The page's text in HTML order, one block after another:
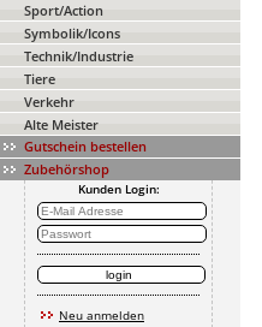
Sport/Action
Symbolik/Icons
Technik/Industrie
Tiere
Verkehr
Alte Meister
Gutschein bestellen
Zubehörshop
Kunden Login:
Neu anmelden